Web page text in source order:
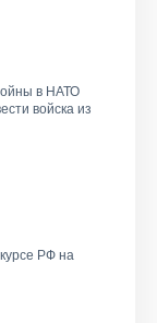
в НАТО
войска из
РФ на